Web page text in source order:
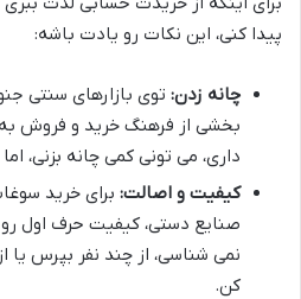
پیدا کنی، این نکات رو یادت باشه:
چانه زدن: توی بازارهای سنتی
بخشی از فرهنگ خرید و فروش
داری، می تونی کمی چانه بزنی،
کیفیت و اصالت: برای خرید
صنایع دستی، کیفیت حرف اول
نمی شناسی، از چند نفر بپرس یا
کن.